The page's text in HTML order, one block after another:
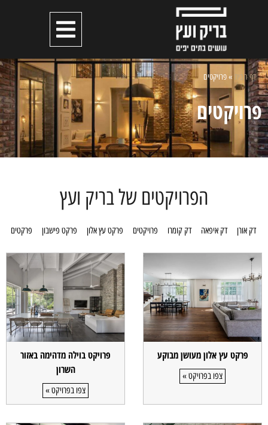
דף הבית»פרויקטים
פרויקטים
הפרויקטים של בריק ועץ
דק אורן דק איפאה דק קומרו פרויקטים פרקט עץ אלון פרקט פישבון פרקטים
פרקט עץ אלון מעושן מבוקע
צפו בפרויקט »
פרויקט בוילה מדהימה באזור
השרון
צפו בפרויקט »